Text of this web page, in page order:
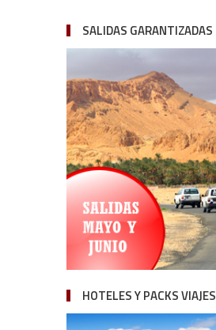
SALIDAS GARANTIZADAS
HOTELES Y PACKS